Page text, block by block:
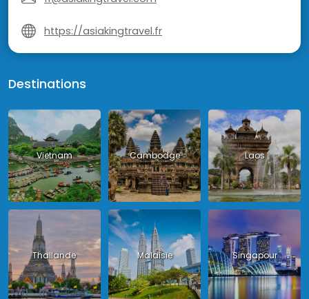
https://asiakingtravel.fr
Destinations
Vietnam Cambodge Laos
Thailande Malaisie Singapour